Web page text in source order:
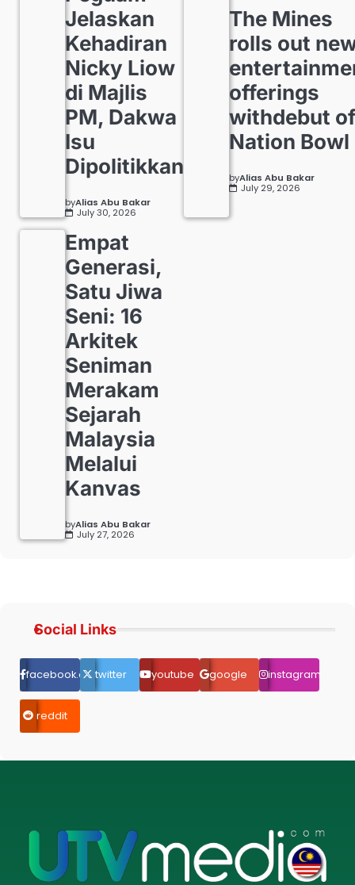
Jelaskan
Kehadiran
Nicky Liow
di Majlis
PM, Dakwa
Isu
Dipolitikkan
byAlias Abu Bakar
July 30, 2026
The Mines
rolls out
offerings
withdebut
Nation Bowl
byAlias Abu Bakar
July 29, 2026
Empat
Generasi,
Satu Jiwa
Seni: 16
Arkitek
Seniman
Merakam
Sejarah
Malaysia
Melalui
Kanvas
byAlias Abu Bakar
July 27, 2026
Social Links
facebook.comtwitter youtube google instagram
reddit